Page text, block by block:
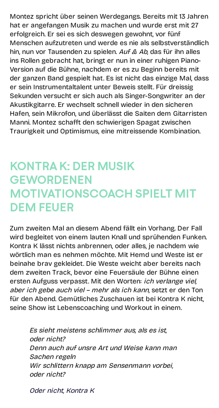
Montez spricht über seinen Werdegangs. Bereits mit 13 Jahren
hat er angefangen Musik zu machen und wurde erst mit 27
erfolgreich. Er sei es sich deswegen gewohnt, vor fünf
Menschen aufzutreten und werde es nie als selbstverständlich
hin, nun vor Tausenden zu spielen. Auf & Ab, das für ihn alles
ins Rollen gebracht hat, bringt er nun in einer ruhigen Piano-
Version auf die Bühne, nachdem er es zu Beginn bereits mit
der ganzen Band gespielt hat. Es ist nicht das einzige Mal, dass
er sein Instrumentaltalent unter Beweis stellt. Für dreissig
Sekunden versucht er sich auch als Singer-Songwriter an der
Akustikgitarre. Er wechselt schnell wieder in den sicheren
Hafen, sein Mikrofon, und überlässt die Saiten dem Gitarristen
Manni. Montez schafft den schwierigen Spagat zwischen
Traurigkeit und Optimismus, eine mitreissende Kombination.
KONTRA K: DER MUSIK
GEWORDENEN
MOTIVATIONSCOACH SPIELT MIT
DEM FEUER
Zum zweiten Mal an diesem Abend fällt ein Vorhang. Der Fall
wird begleitet von einem lauten Knall und sprühenden Funken.
Kontra K lässt nichts anbrennen, oder alles, je nachdem wie
wörtlich man es nehmen möchte. Mit Hemd und Weste ist er
beinahe brav gekleidet. Die Weste weicht aber bereits nach
dem zweiten Track, bevor eine Feuersäule der Bühne einen
ersten Aufguss verpasst. Mit den Worten: ich verlange viel,
aber ich gebe auch viel – mehr als ich kann, setzt er den Ton
für den Abend. Gemütliches Zuschauen ist bei Kontra K nicht,
seine Show ist Lebenscoaching und Workout in einem.
Es sieht meistens schlimmer aus, als es ist,
oder nicht?
Denn auch auf unsre Art und Weise kann man
Sachen regeln
Wir schlittern knapp am Sensenmann vorbei,
oder nicht?
Oder nicht, Kontra K